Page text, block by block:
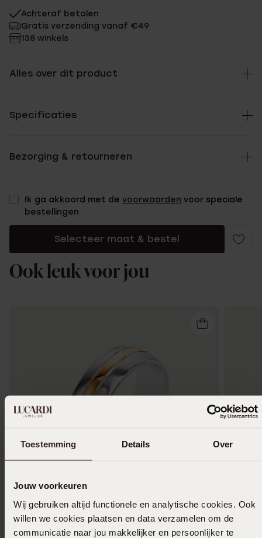
Toestemming Details Over
Jouw voorkeuren
Wij gebruiken altijd functionele en analytische cookies. Ook
willen we cookies plaatsen en data verzamelen om de
communicatie naar jou makkelijker en persoonlijker te
Achteraf betalen
Gratis verzending vanaf €49
138 winkels
Alles over dit product
Specificaties
Bezorging & retourneren
Ik ga akkoord met de voorwaarden voor speciale
bestellingen
Selecteer maat & bestel
Ook leuk voor jou
Stainless steel roséplated herenliefdesring
-50% Personaliseer